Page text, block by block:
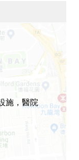
施，醫院